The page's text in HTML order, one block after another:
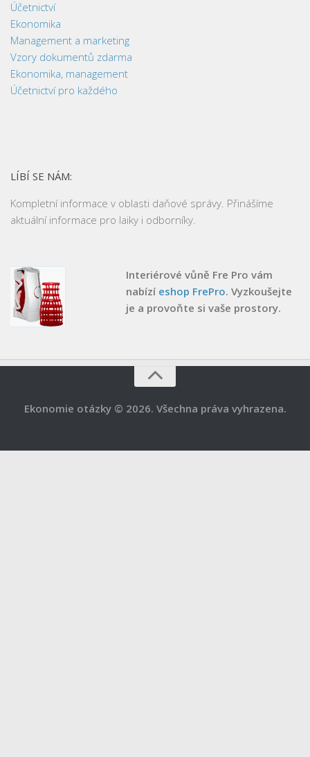
Účetnictví
Ekonomika
Management a marketing
Vzory dokumentů zdarma
Ekonomika, management
Účetnictví pro každého
LÍBÍ SE NÁM:
Kompletní informace v oblasti daňové správy. Přinášíme
aktuální informace pro laiky i odborníky.
Interiérové vůně Fre Pro vám
nabízí eshop FrePro. Vyzkoušejte
je a provoňte si vaše prostory.
Ekonomie otázky © 2026. Všechna práva vyhrazena.